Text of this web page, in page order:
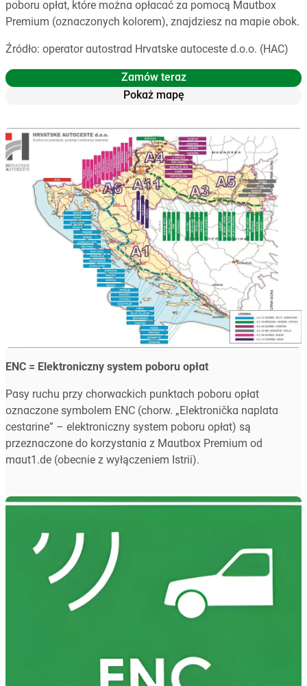
poboru opłat, które można opłacać za pomocą Mautbox
Premium (oznaczonych kolorem), znajdziesz na mapie obok.
Źródło: operator autostrad Hrvatske autoceste d.o.o. (HAC)
Zamów teraz
Pokaż mapę
ENC = Elektroniczny system poboru opłat
Pasy ruchu przy chorwackich punktach poboru opłat
oznaczone symbolem ENC (chorw. „Elektronička naplata
cestarine” – elektroniczny system poboru opłat) są
przeznaczone do korzystania z Mautbox Premium od
maut1.de (obecnie z wyłączeniem Istrii).